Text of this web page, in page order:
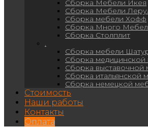
Сборка Мебели Икея
Сборка Мебели
Сборка мебели Хофф
Сборка Много
Сборка Столплит
Сборка мебели
Сборка медицинской
Сборка выставочной
Сборка итальянской
Сборка немецкой
Стоимость
Наши работы
Контакты
Оплата